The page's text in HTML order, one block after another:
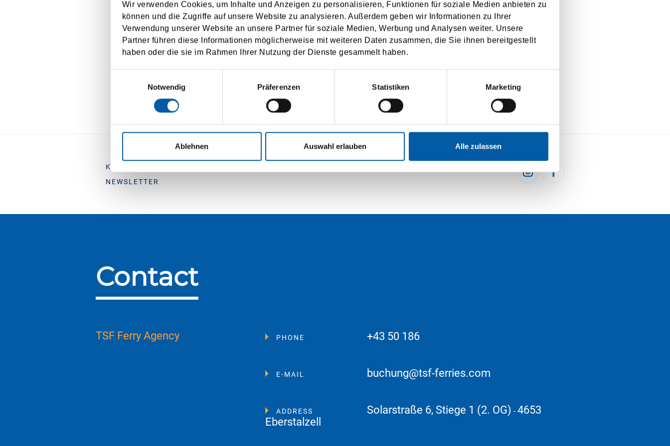
Wir verwenden Cookies, um Inhalte und Anzeigen zu personalisieren, Funktionen für soziale Medien anbieten zu
können und die Zugriffe auf unsere Website zu analysieren. Außerdem geben wir Informationen zu Ihrer
Verwendung unserer Website an unsere Partner für soziale Medien, Werbung und Analysen weiter. Unsere
Partner führen diese Informationen möglicherweise mit weiteren Daten zusammen, die Sie ihnen bereitgestellt
haben oder die sie im Rahmen Ihrer Nutzung der Dienste gesammelt haben.
Notwendig
Präferenzen Statistiken Marketing
Ablehnen Auswahl erlauben Alle zulassen
of charge at any time.
I agree to the use of my personal data according to theprivacy policy
SUBMIT
KONTAKT
NEWSLETTER
Contact
TSF Ferry Agency PHONE +43 50 186
E-MAIL buchung@tsf-ferries.com
ADDRESS Solarstraße 6, Stiege 1 (2. OG) - 4653
Eberstalzell